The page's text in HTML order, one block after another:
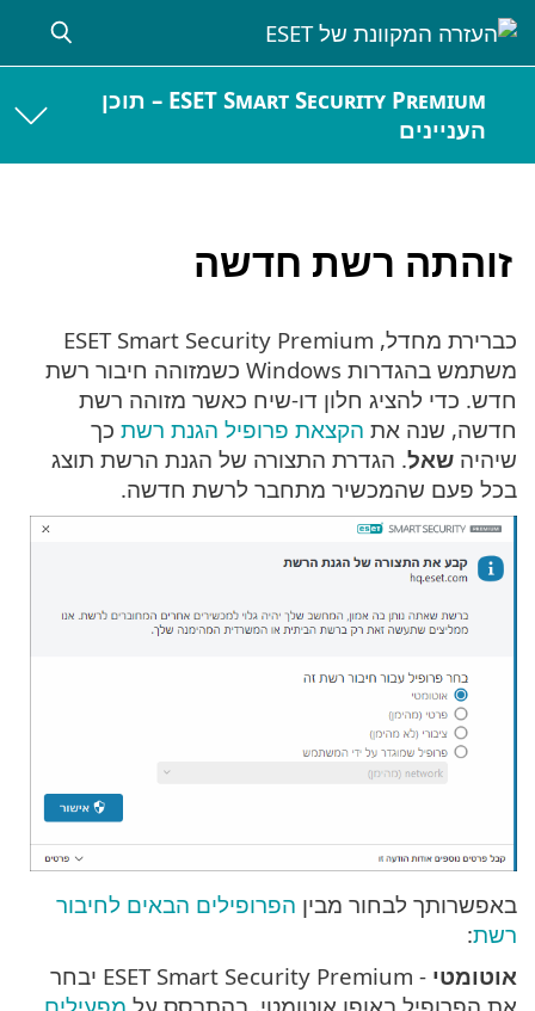
ESET Smart Security Premium – תוכן
העניינים
זוהתה רשת חדשה
כברירת מחדל, ESET Smart Security Premium
משתמש בהגדרות Windows כשמזוהה חיבור רשת
חדש. כדי להציג חלון דו-שיח כאשר מזוהה רשת
חדשה, שנה את הקצאת פרופיל הגנת רשת כך
שיהיה שאל. הגדרת התצורה של הגנת הרשת תוצג
בכל פעם שהמכשיר מתחבר לרשת חדשה.
באפשרותך לבחור מבין הפרופילים הבאים לחיבור
רשת:
אוטומטי
- ESET Smart Security Premium יבחר